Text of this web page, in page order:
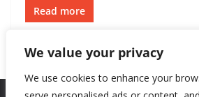
We value your privacy
We use cookies to enhance your
Read more